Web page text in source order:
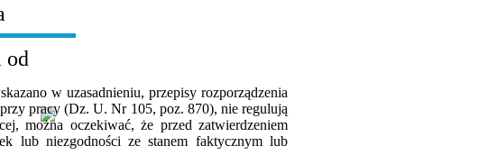
od
w uzasadnieniu, przepisy rozporządzenia
pracy (Dz. U. Nr 105, poz. 870), nie regulują
można oczekiwać, że przed zatwierdzeniem
lub niezgodności ze stanem faktycznym lub